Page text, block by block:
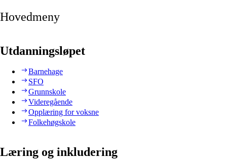
Hovedmeny
Utdanningsløpet
Barnehage
SFO
Grunnskole
Videregående
Opplæring for voksne
Folkehøgskole
Læring og inkludering